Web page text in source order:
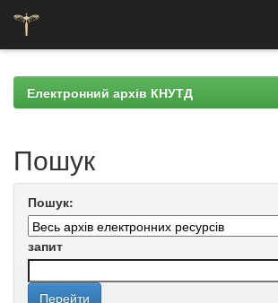
navigationЕлектронний архів КНУТД
Пошук
Пошук:
запит